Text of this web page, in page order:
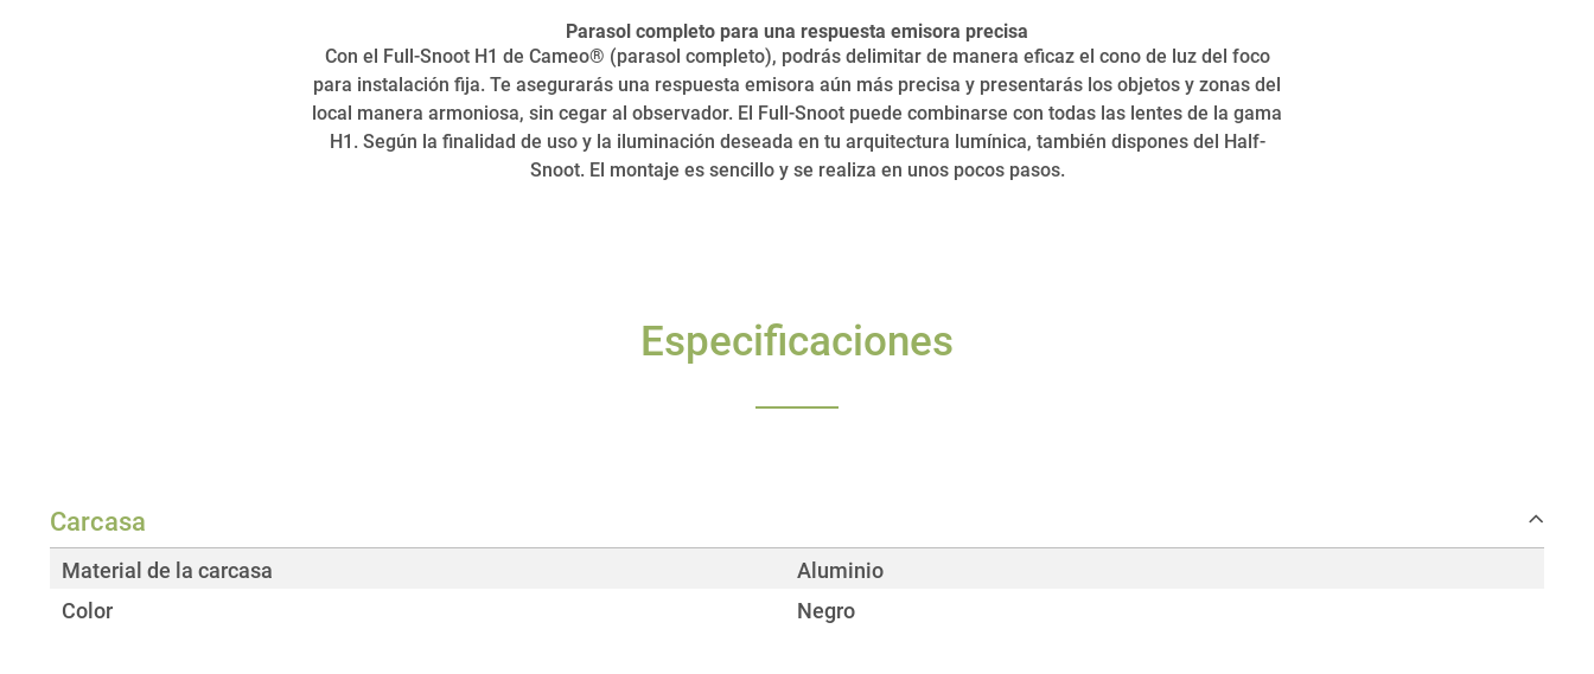
Parasol completo para una respuesta emisora precisa
Con el Full-Snoot H1 de Cameo® (parasol completo), podrás delimitar de manera eficaz el cono de luz del foco
para instalación fija. Te asegurarás una respuesta emisora aún más precisa y presentarás los objetos y zonas del
local manera armoniosa, sin cegar al observador. El Full-Snoot puede combinarse con todas las lentes de la gama
H1. Según la finalidad de uso y la iluminación deseada en tu arquitectura lumínica, también dispones del Half-
Snoot. El montaje es sencillo y se realiza en unos pocos pasos.
Especificaciones
Carcasa
Material de la carcasa
Aluminio
Color
Negro